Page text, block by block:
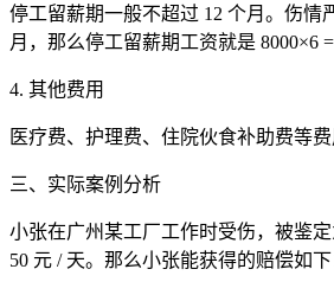
停工留薪期一般不超过 12 个月。伤情
月，那么停工留薪期工资就是 8000×6 =
4. 其他费用
医疗费、护理费、住院伙食补助费等
三、实际案例分析
小张在广州某工厂工作时受伤，被鉴
50 元 / 天。那么小张能获得的赔偿如下